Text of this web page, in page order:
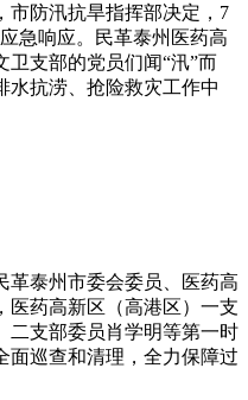
市防汛抗旱指挥部决定，7
急响应。民革泰州医药高
卫支部的党员们闻“汛”而
水抗涝、抢险救灾工作中
革泰州市委会委员、医药高
医药高新区（高港区）一支
二支部委员肖学明等第一时
面巡查和清理，全力保障过